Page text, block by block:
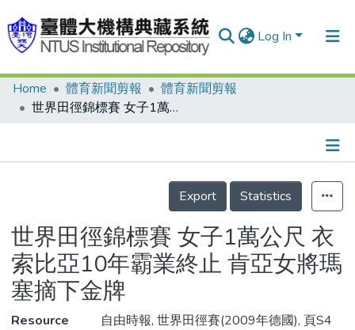
Log In
Communities & Collections
Statistics
Home 體育新聞剪報
體育新聞剪報
世界田徑錦標賽 女子1萬公尺 衣索比亞10年霸業終止 肯亞女將瑪塞摘下金牌
Details
Export
Statistics
世界田徑錦標賽 女子1萬公尺 衣
索比亞10年霸業終止 肯亞女將瑪
塞摘下金牌
Resource
自由時報, 世界田徑賽(2009年德國), 頁S4